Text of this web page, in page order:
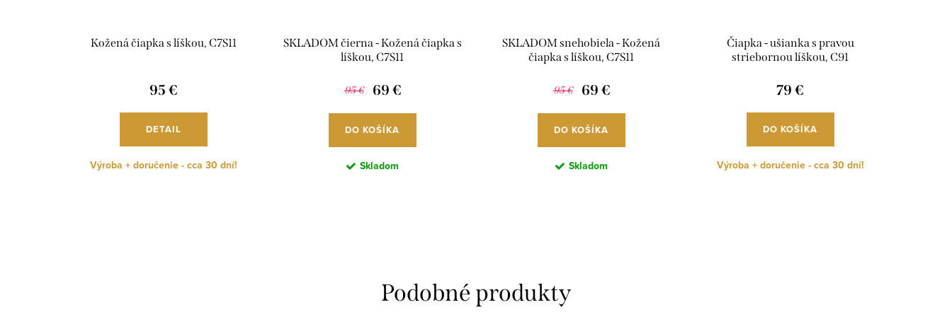
Kožená čiapka s líškou, C7S11
95 €
DETAIL
Výroba + doručenie - cca 30 dní!
SKLADOM čierna - Kožená čiapka s
líškou, C7S11
95 € 69 €
DO KOŠÍKA
Skladom
SKLADOM snehobiela - Kožená
čiapka s líškou, C7S11
95 € 69 €
DO KOŠÍKA
Skladom
Čiapka - ušianka s pravou
striebornou líškou, C91
79 €
DO KOŠÍKA
Výroba + doručenie - cca 30 dní!